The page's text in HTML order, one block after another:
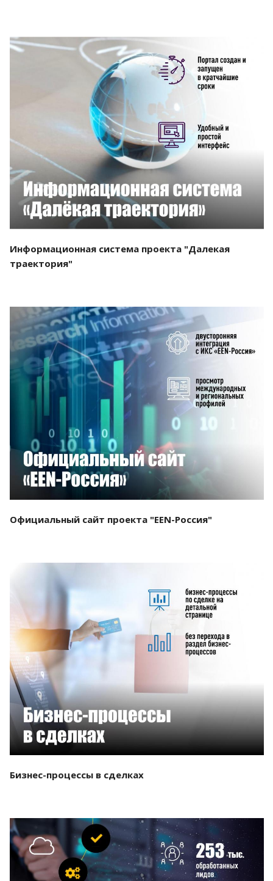
Смотреть проект
Информационная система проекта "Далекая
траектория"
Смотреть проект
Официальный сайт проекта "EEN-Россия"
Бизнес-процессы в сделках